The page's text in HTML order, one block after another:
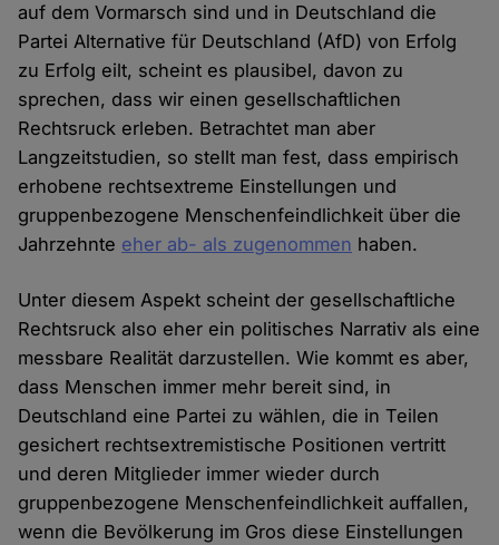
auf dem Vormarsch sind und in Deutschland die
Partei Alternative für Deutschland (AfD) von Erfolg
zu Erfolg eilt, scheint es plausibel, davon zu
sprechen, dass wir einen gesellschaftlichen
Rechtsruck erleben. Betrachtet man aber
Langzeitstudien, so stellt man fest, dass empirisch
erhobene rechtsextreme Einstellungen und
gruppenbezogene Menschenfeindlichkeit über die
Jahrzehnte eher ab- als zugenommen haben.
Unter diesem Aspekt scheint der gesellschaftliche
Rechtsruck also eher ein politisches Narrativ als eine
messbare Realität darzustellen. Wie kommt es aber,
dass Menschen immer mehr bereit sind, in
Deutschland eine Partei zu wählen, die in Teilen
gesichert rechtsextremistische Positionen vertritt
und deren Mitglieder immer wieder durch
gruppenbezogene Menschenfeindlichkeit auffallen,
wenn die Bevölkerung im Gros diese Einstellungen